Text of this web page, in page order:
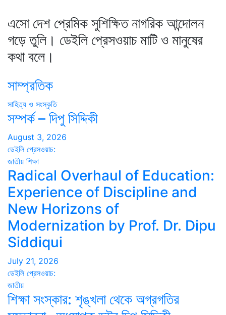
এসো দেশ প্রেমিক সুশিক্ষিত নাগরিক আন্দোলন
গড়ে তুলি। ডেইলি প্রেসওয়াচ মাটি ও মানুষের
কথা বলে।
সাম্প্রতিক
সাহিত্য ও সংস্কৃতি
সম্পর্ক – দিপু সিদ্দিকী
August 3, 2026
ডেইলি প্রেসওয়াচ:
জাতীয় শিক্ষা
Radical Overhaul of Education:
Experience of Discipline and
New Horizons of
Modernization by Prof. Dr. Dipu
Siddiqui
July 21, 2026
ডেইলি প্রেসওয়াচ:
জাতীয়
শিক্ষা সংস্কার: শৃঙ্খলা থেকে অগ্রগতির